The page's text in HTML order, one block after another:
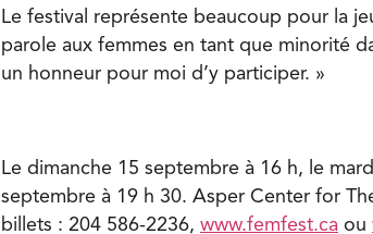
Le festival représente beaucoup pour la
parole aux femmes en tant que minorité
un honneur pour moi d’y participer. »
Le dimanche 15 septembre à 16 h, le
septembre à 19 h 30. Asper Center for
billets : 204 586-2236, www.femfest.ca ou